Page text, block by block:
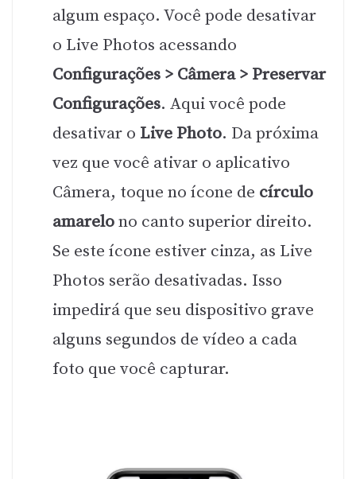
algum espaço. Você pode desativar
o Live Photos acessando
Configurações > Câmera > Preservar
Configurações. Aqui você pode
desativar o Live Photo. Da próxima
vez que você ativar o aplicativo
Câmera, toque no ícone de círculo
amarelono canto superior direito.
Se este ícone estiver cinza, as Live
Photos serão desativadas. Isso
impedirá que seu dispositivo grave
alguns segundos de vídeo a cada
foto que você capturar.